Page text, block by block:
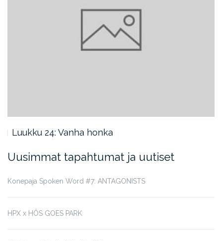
Luukku 24: Vanha honka
Uusimmat tapahtumat ja uutiset
Konepaja Spoken Word #7: ANTAGONISTS
HPX x HÖS GOES PARK